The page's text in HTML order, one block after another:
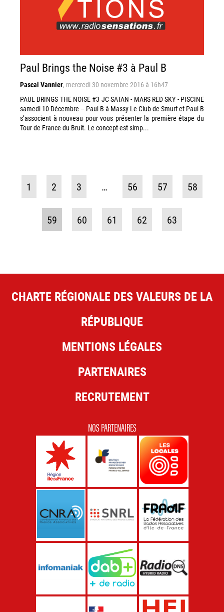
Paul Brings the Noise #3 à Paul B
Pascal Vannier, mercredi 30 novembre 2016 à 16h47
PAUL BRINGS THE NOISE #3 JC SATAN - MARS RED SKY - PISCINE
samedi 10 Décembre – Paul B à Massy Le Club de Smurf et Paul B
s’associent à nouveau pour vous présenter la première étape du
Tour de France du Bruit. Le concept est simp...
1 2 3 … 56 57 58
59 60 61 62 63
CHARTE RÉGIONALE DES VALEURS DE LA
RÉPUBLIQUE
MENTIONS LÉGALES
PARTENAIRES
RECRUTEMENT
NOS PARTENAIRES